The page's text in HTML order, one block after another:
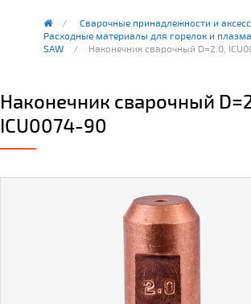
Сварочные принадлежности и
Расходные материалы для горелок и
SAW
Наконечник сварочный D=2.0,
Наконечник сварочный
ICU0074-90